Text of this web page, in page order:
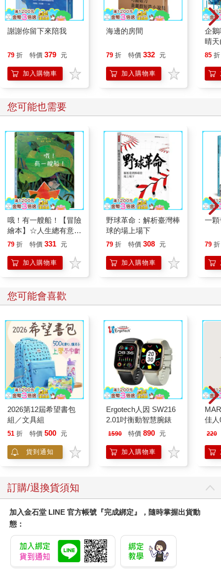
謝謝你留下來陪我
79 折 特價 379 元
加入購物車
海邊的房間
79 折 特價 332 元
加入購物車
企
晴天
「
85 折
您可能也需要
哦！有一艘船！【冒險
繪本】☆人生總有意
外，那就把「意外」變
險！☆跟著小老鼠一起
揚帆出發吧！
79 折 特價 331 元
加入購物車
野球革命：解析臺灣棒
球的場上場下
79 折 特價 308 元
加入購物車
一
79 折
您可能會喜歡
2026第12屆希望書包
組／文具組
51 折 特價 500 元
貨到通知
Ergotech人因 SW216
2.01吋衡動智慧腕錶
1590 特價 890 元
加入購物車
佳人
220
訂購/退換貨須知
加入金石堂 LINE 官方帳號『完成綁定』，隨時掌握出貨動
態：